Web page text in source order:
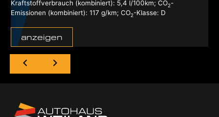
Kraftstoffverbrauch (kombiniert): 5,4 l/100km; CO2-
Emissionen (kombiniert): 117 g/km; CO2-Klasse: D
anzeigen